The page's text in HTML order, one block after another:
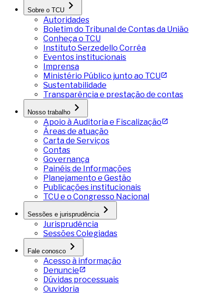
Sobre o TCU
Autoridades
Boletim do Tribunal de Contas da União
Conheça o TCU
Instituto Serzedello Corrêa
Eventos institucionais
Imprensa
Ministério Público junto ao TCU
Sustentabilidade
Transparência e prestação de contas
Nosso trabalho
Apoio à Auditoria e Fiscalização
Áreas de atuação
Carta de Serviços
Contas
Governança
Painéis de Informações
Planejamento e Gestão
Publicações institucionais
TCU e o Congresso Nacional
Sessões e jurisprudência
Jurisprudência
Sessões Colegiadas
Fale conosco
Acesso à informação
Denuncie
Dúvidas processuais
Ouvidoria